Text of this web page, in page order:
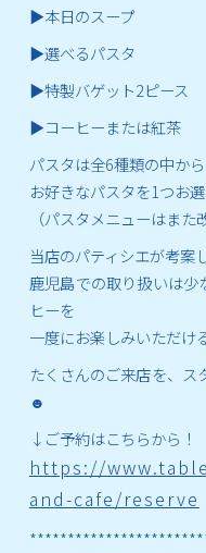
▶本日のスープ
▶選べるパスタ
▶特製バゲット2ピース
▶コーヒーまたは紅茶
パスタは全6種類の中から
お好きなパスタを1つお選
（パスタメニューはまた
当店のパティシエが考案
鹿児島での取り扱いは少
ヒーを
一度にお楽しみいただけ
たくさんのご来店を、
☻
↓ご予約はこちらから！
https://
and-cafe/reserve